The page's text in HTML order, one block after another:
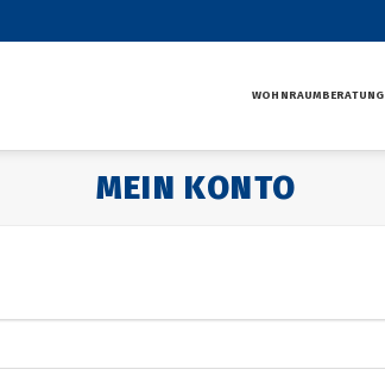
WOHNRAUMBERATUNG
MEIN KONTO